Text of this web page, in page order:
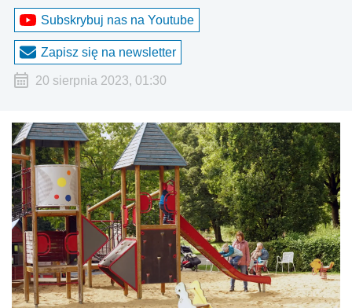
Subskrybuj nas na Youtube
Zapisz się na newsletter
20 sierpnia 2023, 01:30